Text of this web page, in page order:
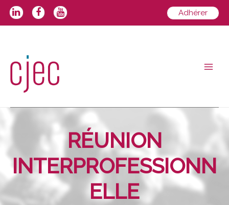
Aller
Adhérer
RÉUNION
INTERPROFESSIONN
ELLE